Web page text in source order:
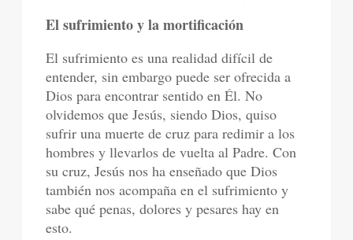
El sufrimiento y la mortificación
El sufrimiento es una realidad difícil de
entender, sin embargo puede ser ofrecida a
Dios para encontrar sentido en Él. No
olvidemos que Jesús, siendo Dios, quiso
sufrir una muerte de cruz para redimir a los
hombres y llevarlos de vuelta al Padre. Con
su cruz, Jesús nos ha enseñado que Dios
también nos acompaña en el sufrimiento y
sabe qué penas, dolores y pesares hay en
esto.